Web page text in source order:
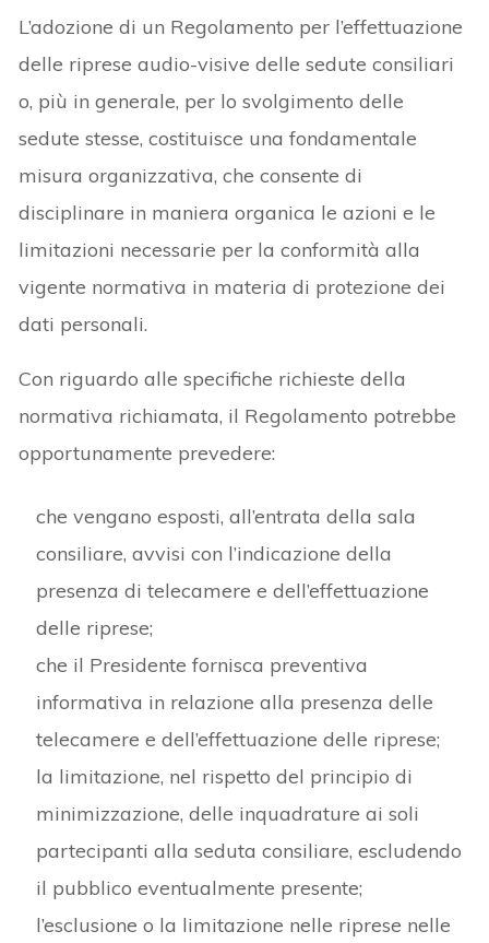
L’adozione di un Regolamento per l’effettuazione
delle riprese audio-visive delle sedute consiliari
o, più in generale, per lo svolgimento delle
sedute stesse, costituisce una fondamentale
misura organizzativa, che consente di
disciplinare in maniera organica le azioni e le
limitazioni necessarie per la conformità alla
vigente normativa in materia di protezione dei
dati personali.
Con riguardo alle specifiche richieste della
normativa richiamata, il Regolamento potrebbe
opportunamente prevedere:
che vengano esposti, all’entrata della sala
consiliare, avvisi con l’indicazione della
presenza di telecamere e dell’effettuazione
delle riprese;
che il Presidente fornisca preventiva
informativa in relazione alla presenza delle
telecamere e dell’effettuazione delle riprese;
la limitazione, nel rispetto del principio di
minimizzazione, delle inquadrature ai soli
partecipanti alla seduta consiliare, escludendo
il pubblico eventualmente presente;
l’esclusione o la limitazione nelle riprese nelle